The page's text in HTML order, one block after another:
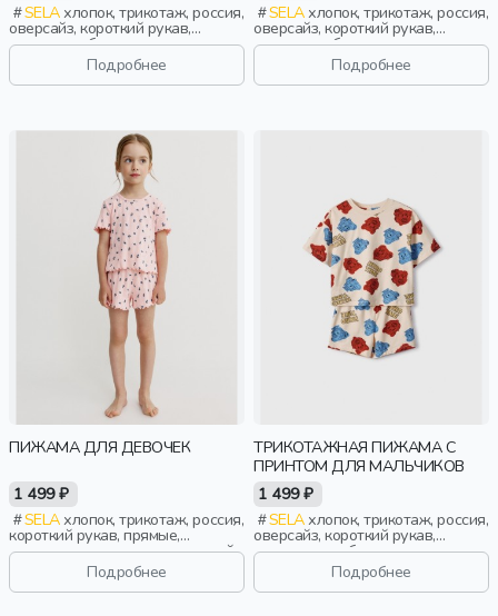
SELAхлопок, трикотаж, россия,
оверсайз, короткий рукав,
короткие, оборка, принт, вырез,
круглый вырез, пояс, эластичные,
девочки, детиПодробнее
SELAхлопок, трикотаж, россия,
оверсайз, короткий рукав,
короткие, оборка, принт, вырез,
круглый вырез, пояс, эластичные,
девочки, детиПодробнее
ПИЖАМА ДЛЯ ДЕВОЧЕК
1 499 ₽
SELAхлопок, трикотаж, россия,
короткий рукав, прямые,
короткие, принт, вырез, круглый
вырез, пояс, эластичные,
девочки, детиПодробнее
ТРИКОТАЖНАЯ ПИЖАМА С
ПРИНТОМ ДЛЯ МАЛЬЧИКОВ
1 499 ₽
SELAхлопок, трикотаж, россия,
оверсайз, короткий рукав,
короткие, свободные, принт,
вырез, кулиска, круглый вырез,
пояс, эластичные, мальчики,
дети
Подробнее